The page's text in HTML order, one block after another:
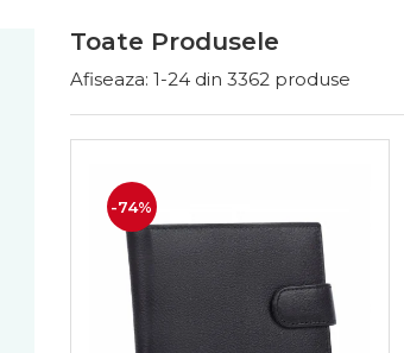
Toate Produsele
Afiseaza: 1-24din 3362 produse
-74%